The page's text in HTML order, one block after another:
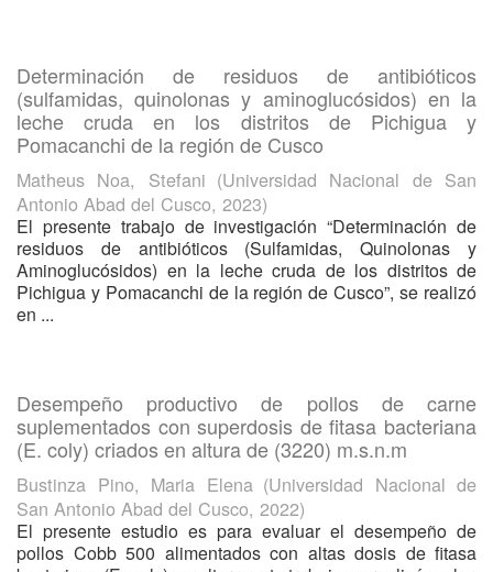
Determinación de residuos de antibióticos
(sulfamidas, quinolonas y aminoglucósidos) en la
leche cruda en los distritos de Pichigua y
Pomacanchi de la región de Cusco
Matheus Noa, Stefani (Universidad Nacional de San
Antonio Abad del Cusco, 2023)
El presente trabajo de investigación “Determinación de
residuos de antibióticos (Sulfamidas, Quinolonas y
Aminoglucósidos) en la leche cruda de los distritos de
Pichigua y Pomacanchi de la región de Cusco”, se realizó
en ...
Desempeño productivo de pollos de carne
suplementados con superdosis de fitasa bacteriana
(E. coly) criados en altura de (3220) m.s.n.m
Bustinza Pino, Maria Elena (Universidad Nacional de
San Antonio Abad del Cusco, 2022)
El presente estudio es para evaluar el desempeño de
pollos Cobb 500 alimentados con altas dosis de fitasa